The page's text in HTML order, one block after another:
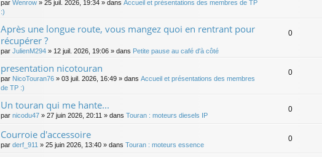
par Wenrow » 25 juil. 2026, 19:34 » dans Accueil et présentations des membres de TP
:)
Après une longue route, vous mangez quoi en rentrant pour
récupérer ?
par JulienM294 » 12 juil. 2026, 19:06 » dans Petite pause au café d'à côté
0
presentation nicotouran
par NicoTouran76 » 03 juil. 2026, 16:49 » dans Accueil et présentations des membres
de TP :)
0
Un touran qui me hante...
par nicodu47 » 27 juin 2026, 20:11 » dans Touran : moteurs diesels IP
0
Courroie d'accessoire
par derf_911 » 25 juin 2026, 13:40 » dans Touran : moteurs essence
0